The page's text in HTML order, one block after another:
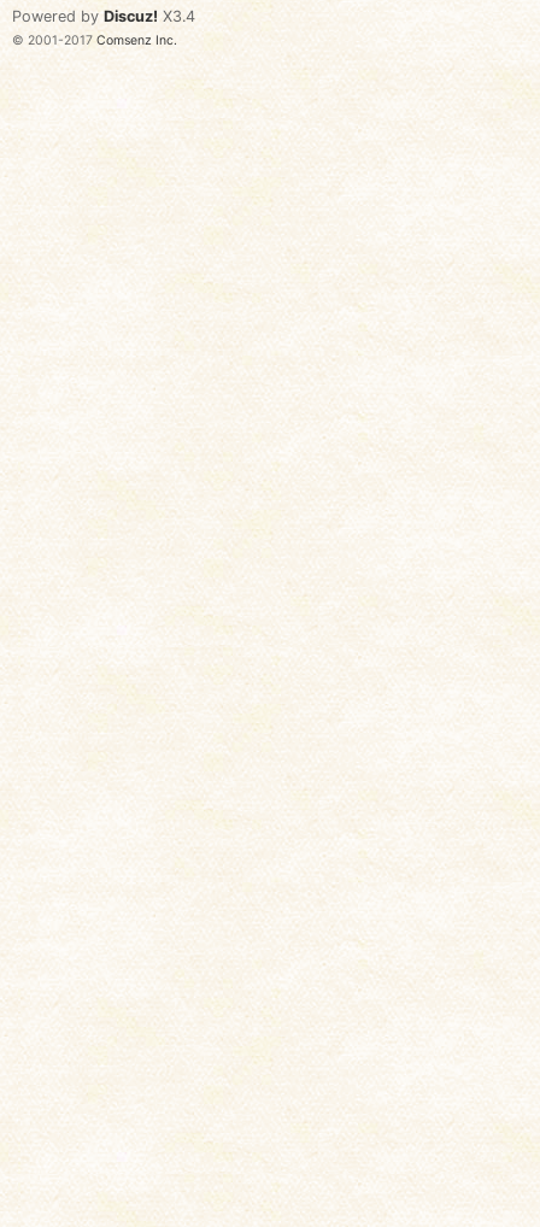
会
Powered by Discuz! X3.4
© 2001-2017 Comsenz Inc.